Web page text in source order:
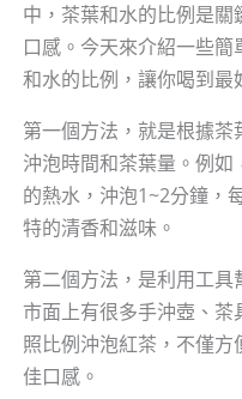
中，茶葉和水的比例是
口感。今天來介紹一些
和水的比例，讓你喝到最
第一個方法，就是根據茶
沖泡時間和茶葉量。例
的熱水，沖泡1~2分鐘，
特的清香和滋味。
第二個方法，是利用工
市面上有很多手沖壺、
照比例沖泡紅茶，不僅
佳口感。